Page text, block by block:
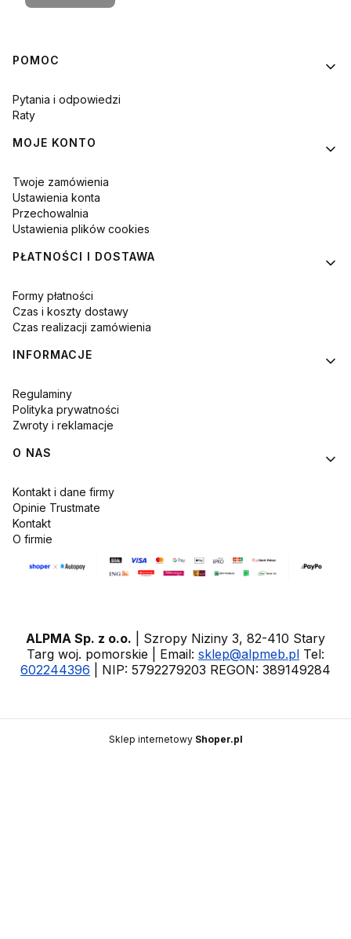
Linki w stopce
POMOC
Pytania i odpowiedzi
Raty
MOJE KONTO
Twoje zamówienia
Ustawienia konta
Przechowalnia
Ustawienia plików cookies
PŁATNOŚCI I DOSTAWA
Formy płatności
Czas i koszty dostawy
Czas realizacji zamówienia
INFORMACJE
Regulaminy
Polityka prywatności
Zwroty i reklamacje
O NAS
Kontakt i dane firmy
Opinie Trustmate
Kontakt
O firmie
ALPMA Sp. z o.o. | Szropy Niziny 3, 82-410 Stary
Targ woj. pomorskie | Email: sklep@alpmeb.pl Tel:
602244396 | NIP: 5792279203 REGON: 389149284
Sklep internetowy Shoper.pl